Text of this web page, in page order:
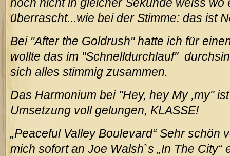
überrascht...wie bei der Stimme: das ist
Bei "After the Goldrush" hatte ich für
wollte das im "Schnelldurchlauf"
sich alles stimmig zusammen.
Das Harmonium bei "Hey, hey My ,my"
Umsetzung voll gelungen, KLASSE!
„Peaceful Valley Boulevard“ Sehr schön
mich sofort an Joe Walsh`s „In The City“